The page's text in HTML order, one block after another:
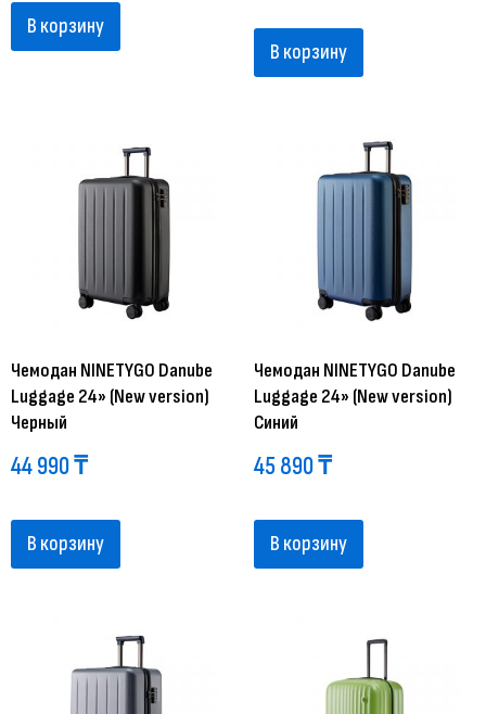
В корзину
В корзину
Чемодан NINETYGO Danube
Luggage 24» (New version)
Черный
44 990₸
В корзину
Чемодан NINETYGO Danube
Luggage 24» (New version)
Синий
45 890₸
В корзину